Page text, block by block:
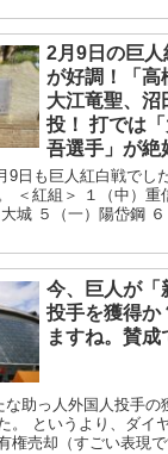
2月9日の巨
が好調！「高
大江竜聖、沼
投！ 打では
吾選手」が絶
9日も巨人紅白戦でし
＜紅組＞ １（中）重
城 ５（一）陽岱鋼
今、巨人が「
投手を獲得か
ますね。賛成
な助っ人外国人投手の
。 というより、ダイ
権売却（すごい表現